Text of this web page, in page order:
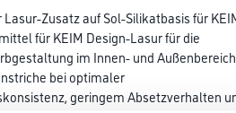
Zusatz auf Sol-Silikatbasis für
für KEIM Design-Lasur für die
im Innen- und
bei optimaler
geringem Absetzverhalten